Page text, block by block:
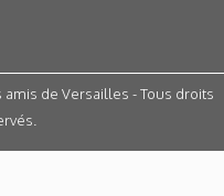
de Versailles - Tous droits